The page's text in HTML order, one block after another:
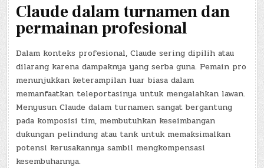
Claude dalam turnamen dan
permainan profesional
Dalam konteks profesional, Claude sering dipilih atau
dilarang karena dampaknya yang serba guna. Pemain pro
menunjukkan keterampilan luar biasa dalam
memanfaatkan teleportasinya untuk mengalahkan lawan.
Menyusun Claude dalam turnamen sangat bergantung
pada komposisi tim, membutuhkan keseimbangan
dukungan pelindung atau tank untuk memaksimalkan
potensi kerusakannya sambil mengkompensasi
kesembuhannya.